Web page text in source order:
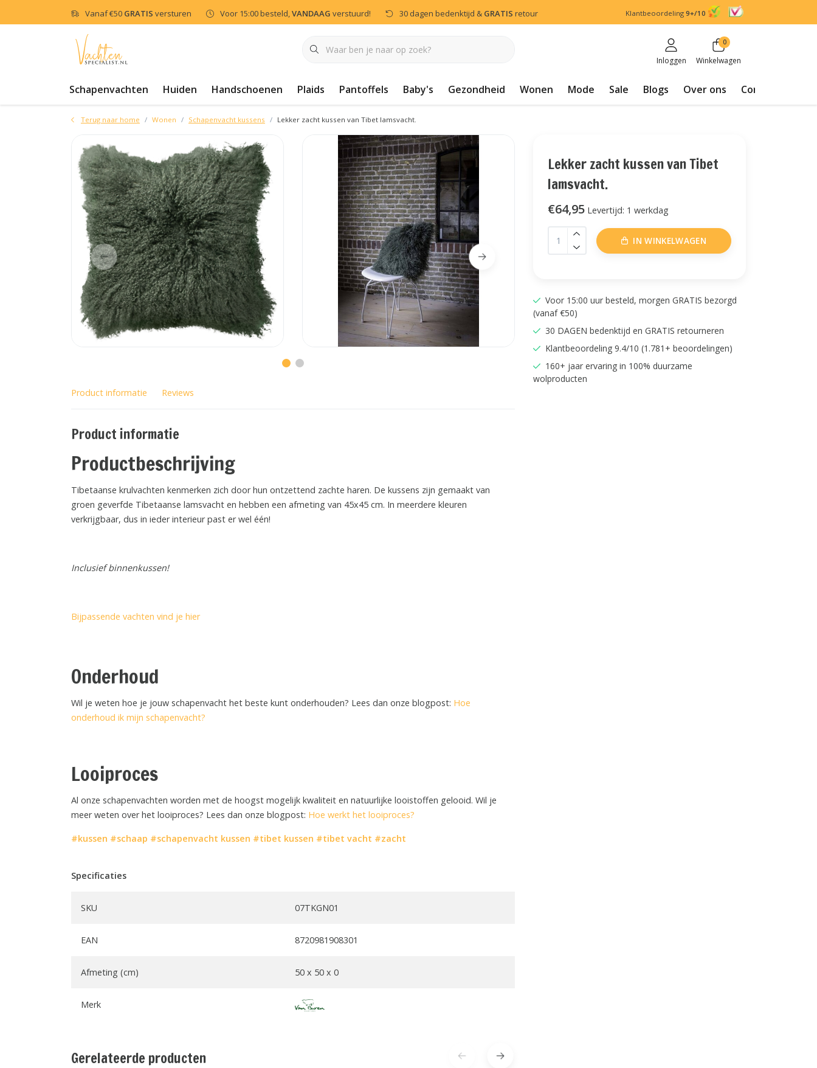
Vanaf€50 GRATIS versturen Voor 15:00 besteld,VANDAAG verstuurd! 30 dagen bedenktijd & GRATIS retour Klantbeoordeling 9+/10
Inloggen
0
Winkelwagen
Schapenvachten Huiden Handschoenen Plaids Pantoffels Baby's Gezondheid Wonen Mode Sale Blogs Over ons Contact
Terug naar home Wonen Schapenvacht kussens Lekker zacht kussen van Tibet lamsvacht.
Lekker zacht kussen van Tibet
lamsvacht.
€64,95 Levertijd: 1 werkdag
IN WINKELWAGEN
Voor 15:00 uur besteld, morgen GRATIS bezorgd
(vanaf €50)
30 DAGEN bedenktijd en GRATIS retourneren
Klantbeoordeling 9.4/10 (1.781+ beoordelingen)
160+ jaar ervaring in 100% duurzame
wolproducten
Product informatie
Reviews
Product informatie
Productbeschrijving
Tibetaanse krulvachten kenmerken zich door hun ontzettend zachte haren. De kussens zijn gemaakt van
groen geverfde Tibetaanse lamsvacht en hebben een afmeting van 45x45 cm. In meerdere kleuren
verkrijgbaar, dus in ieder interieur past er wel één!
Inclusief binnenkussen!
Bijpassende vachten vind je hier
Onderhoud
Wil je weten hoe je jouw schapenvacht het beste kunt onderhouden? Lees dan onze blogpost: Hoe
onderhoud ik mijn schapenvacht?
Looiproces
Al onze schapenvachten worden met de hoogst mogelijk kwaliteit en natuurlijke looistoffen gelooid. Wil je
meer weten over het looiproces? Lees dan onze blogpost: Hoe werkt het looiproces?
#kussen #schaap #schapenvacht kussen #tibet kussen #tibet vacht #zacht
Specificaties
SKU 07TKGN01
EAN 8720981908301
Afmeting (cm) 50 x 50 x 0
Merk
Gerelateerde producten